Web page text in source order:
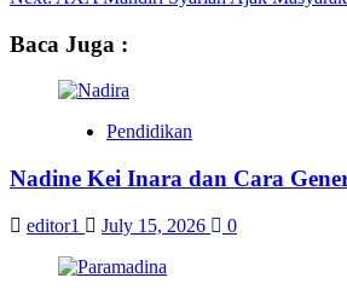
navigation
Baca Juga :
Pendidikan
Nadine Kei Inara dan Cara
editor1 July 15, 2026 0